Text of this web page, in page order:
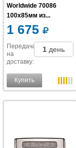
Worldwide 70086
100x85мм из...
1 675
Передача
на
доставку:
1 день
Купить